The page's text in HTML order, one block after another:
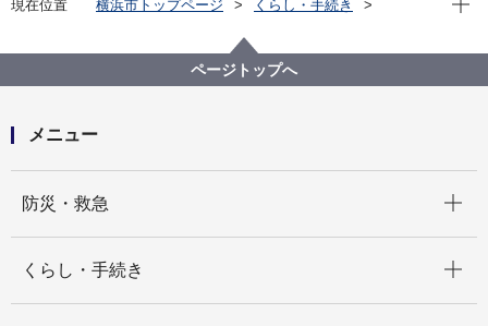
現在位置 横浜市トップページ
くらし・手続き
神奈川区デジタルライブラリー
（４）中央南部エリア
栗田谷中学校旧校舎プールサイドより
ページトップへ
メニュー
防災・救急
くらし・手続き